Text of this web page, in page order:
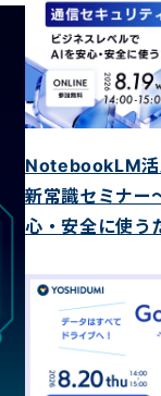
NotebookLM活
新常識セミナー
心・安全に使う